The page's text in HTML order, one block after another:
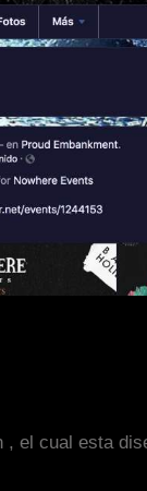
el cual esta